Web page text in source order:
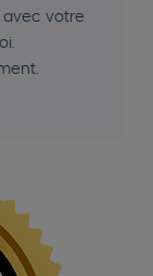
votre